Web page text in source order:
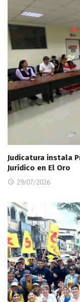
Judicatura instala
Jurídico en El Oro
29/07/2026